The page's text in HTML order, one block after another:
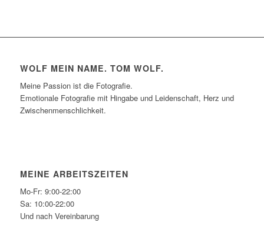
WOLF MEIN NAME. TOM WOLF.
Meine Passion ist die Fotografie.
Emotionale Fotografie mit Hingabe und Leidenschaft, Herz und
Zwischenmenschlichkeit.
MEINE ARBEITSZEITEN
Mo-Fr: 9:00-22:00
Sa: 10:00-22:00
Und nach Vereinbarung